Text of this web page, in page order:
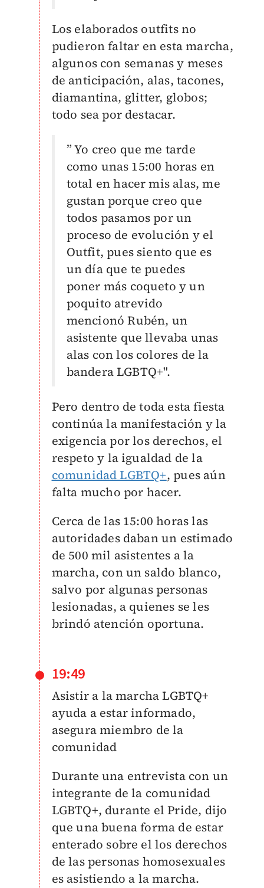
Los elaborados outfits no
pudieron faltar en esta marcha,
algunos con semanas y meses
de anticipación, alas, tacones,
diamantina, glitter, globos;
todo sea por destacar.
” Yo creo que me tarde
como unas 15:00 horas en
total en hacer mis alas, me
gustan porque creo que
todos pasamos por un
proceso de evolución y el
Outfit, pues siento que es
un día que te puedes
poner más coqueto y un
poquito atrevido
mencionó Rubén, un
asistente que llevaba unas
alas con los colores de la
bandera LGBTQ+".
Pero dentro de toda esta fiesta
continúa la manifestación y la
exigencia por los derechos, el
respeto y la igualdad de la
comunidad LGBTQ+, pues aún
falta mucho por hacer.
Cerca de las 15:00 horas las
autoridades daban un estimado
de 500 mil asistentes a la
marcha, con un saldo blanco,
salvo por algunas personas
lesionadas, a quienes se les
brindó atención oportuna.
19:49
Asistir a la marcha LGBTQ+
ayuda a estar informado,
asegura miembro de la
comunidad
Durante una entrevista con un
integrante de la comunidad
LGBTQ+, durante el Pride, dijo
que una buena forma de estar
enterado sobre el los derechos
de las personas homosexuales
es asistiendo a la marcha.